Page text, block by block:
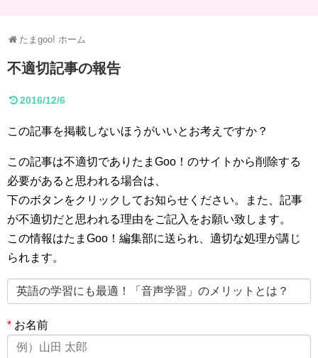
たまgoo! ホーム
不適切記事の報告
2016/12/6
この記事を掲載しないほうがいいとお考えですか？
この記事は不適切でありたまGoo！のサイトから削除する
必要があると思われる場合は、
下のボタンをクリックしてお知らせください。また、記事
が不適切だと思われる理由をご記入をお願い致します。
この情報はたまGoo！編集部に送られ、適切な処理が講じ
られます。
* お名前